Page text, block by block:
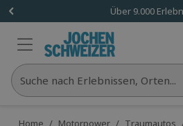
Über 9.000
Suche nach Erlebnissen, Orten...
Home / Motorpower / Traumautos